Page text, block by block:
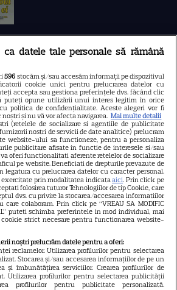
Libertatea
pentru femei
GSP
Știri mondene
Avantaje
Elle
Unica
Retete practice
URMĂREȘTE-NE PE
Romania – Toate Drepturile rezervate
ca datele tale personale să rămână
596 stocăm și/sau accesăm informații pe dispozitivul
cookie unici pentru prelucrarea datelor cu
accepta sau gestiona preferințele dvs. făcând clic
puteți opune utilizării unui interes legitim în orice
politica de confidențialitate. Aceste alegeri vor fi
și nu vă vor afecta navigarea. Mai multe detalii
(retelele de socializare si agentiile de publicitate
nostri de servicii de date analitice) prelucram
website-ului sa functioneze, pentru a personaliza
publicitare afisate in functie de interesele si/sau
oferi functionalitati aferente retelelor de socializare
pe website. Beneficiati de drepturile prevazute de
legatura cu prelucrarea datelor cu caracter personal.
exercitate prin modalitatea indicataaici. Prin click pe
folosirea tuturor Tehnologiilor de tip Cookie, care
dvs. cu privire la stocarea/accesarea informatiilor
care colaboram. Prin click pe “VREAU SA MODIFIC
puteti schimba preferintele in mod individual, mai
strict necesare pentru functionarea website-
noștri prelucrăm datele pentru a oferi:
reclamelor. Utilizarea profilurilor pentru selectarea
Stocarea și/sau accesarea informațiilor de pe un
și îmbunătățirea serviciilor. Crearea profilurilor de
Utilizarea profilurilor pentru selectarea publicității
profilurilor pentru publicitate personalizată.